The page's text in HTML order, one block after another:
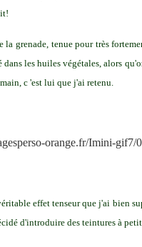
grenade, tenue pour très
dans les huiles végétales, alors
c 'est lui que j'ai retenu.
effet tenseur que j'ai bien
d'introduire des teintures à